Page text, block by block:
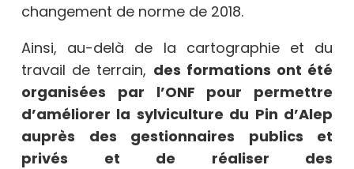
changement de norme de 2018.
Ainsi, au-delà de la cartographie et du
travail de terrain, des formations ont été
organisées par l’ONF pour permettre
d’améliorer la sylviculture du Pin d’Alep
auprès des gestionnaires publics et
privés et de réaliser des